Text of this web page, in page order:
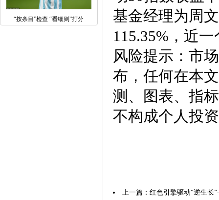
“按条目”检查 “看细则”打分
基金经理为周
115.35%，近
风险提示：市
布，任何在本
测、图表、指
不构成个人投
上一篇： 红色引擎驱动“逆生